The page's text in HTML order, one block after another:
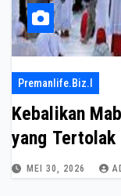
Premanlife.biz.i
Kebalikan
yang Tertolak
MEI 30, 2026